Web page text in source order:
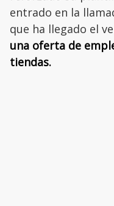
entrado en la
que ha llegado el
una oferta de
tiendas.